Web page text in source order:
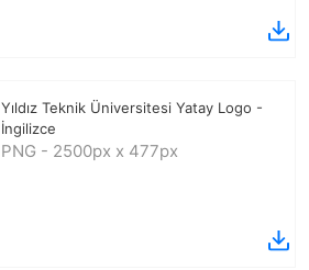
Yıldız Teknik Üniversitesi Yatay Logo -
İngilizce
PNG - 2500px x 477px